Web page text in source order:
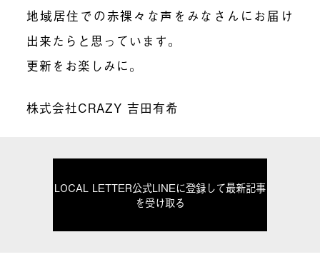
地域居住での赤裸々な声をみなさんにお届け
出来たらと思っています。
更新をお楽しみに。
株式会社CRAZY 吉田有希
LOCAL LETTER公式LINEに登録して最新記事
を受け取る